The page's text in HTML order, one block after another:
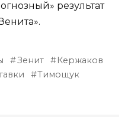
результат
Зенит
Кержаков
Тимощук